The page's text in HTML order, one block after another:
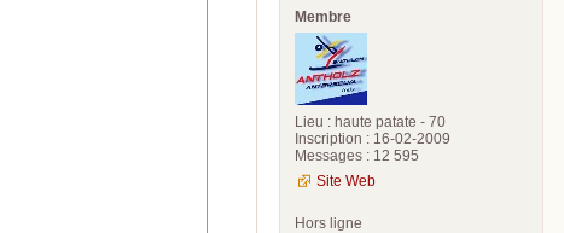
Membre
Lieu : haute patate - 70
Inscription : 16-02-2009
Messages : 12 595
Site Web
Hors ligne